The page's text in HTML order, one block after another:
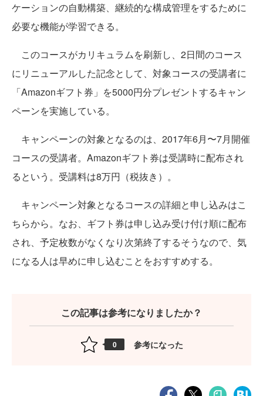
ケーションの自動構築、継続的な構成管理をするために
必要な機能が学習できる。
このコースがカリキュラムを刷新し、2日間のコース
にリニューアルした記念として、対象コースの受講者に
「Amazonギフト券」を5000円分プレゼントするキャン
ペーンを実施している。
キャンペーンの対象となるのは、2017年6月〜7月開催
コースの受講者。Amazonギフト券は受講時に配布され
るという。受講料は8万円（税抜き）。
キャンペーン対象となるコースの詳細と申し込みはこ
ちらから。なお、ギフト券は申し込み受け付け順に配布
され、予定枚数がなくなり次第終了するそうなので、気
になる人は早めに申し込むことをおすすめする。
この記事は参考になりましたか？
0 参考になった